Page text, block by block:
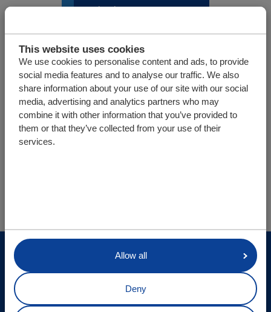
This website uses cookies
We use cookies to personalise content and ads, to provide
social media features and to analyse our traffic. We also
share information about your use of our site with our social
media, advertising and analytics partners who may
combine it with other information that you’ve provided to
them or that they’ve collected from your use of their
services.
Allow all
Deny
Geleiding
Technische gegevens
Terug naar overzicht
© Cargo Floor B.V. Byte 14, 7741 MK Coevorden, The
Site updates